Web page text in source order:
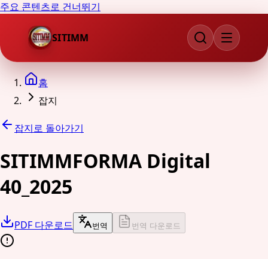
주요 콘텐츠로 건너뛰기
SITIMM
홈
잡지
잡지로 돌아가기
SITIMMFORMA Digital
40_2025
PDF 다운로드 번역 번역 다운로드